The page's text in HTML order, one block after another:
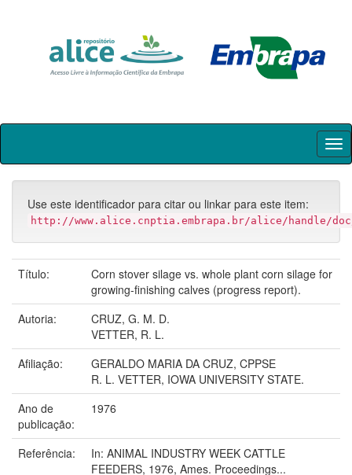
Skip
Use este identificador para citar ou linkar para este item:
http://www.alice.cnptia.embrapa.br/alice/handle/
Título:
Corn stover silage vs. whole plant corn silage for
growing-finishing calves (progress report).
Autoria:
CRUZ, G. M. D.
VETTER, R. L.
Afiliação:
GERALDO MARIA DA CRUZ, CPPSE
R. L. VETTER, IOWA UNIVERSITY STATE.
Ano de
publicação:
1976
Referência:
In: ANIMAL INDUSTRY WEEK CATTLE
FEEDERS, 1976, Ames. Proceedings...